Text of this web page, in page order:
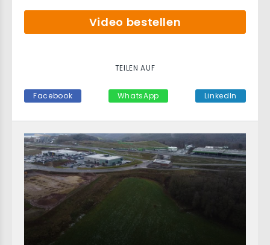
Video bestellen
TEILEN AUF
Facebook WhatsApp LinkedIn